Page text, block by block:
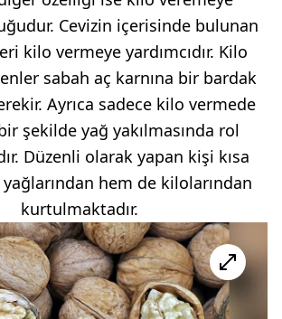
Cevizin içerisinde bulunan
kilo vermeye yardımcıdır. Kilo
sabah aç karnına bir bardak
Ayrıca sadece kilo vermede
şekilde yağ yakılmasında rol
Düzenli olarak yapan kişi kısa
hem de kilolarından
kurtulmaktadır.